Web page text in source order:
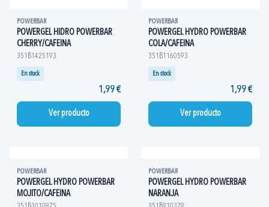
POWERBAR
POWERGEL HIDRO POWERBAR
CHERRY/CAFEINA
351B1425193
En stock
1,99 €
Ver producto
POWERBAR
POWERGEL HYDRO POWERBAR
COLA/CAFEINA
351B1160593
En stock
1,99 €
Ver producto
POWERBAR
POWERGEL HYDRO POWERBAR
MOJITO/CAFEINA
POWERBAR
POWERGEL HYDRO POWERBAR
NARANJA